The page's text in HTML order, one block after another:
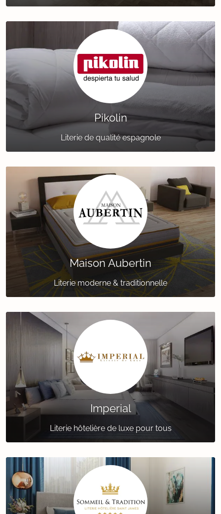
Pikolin
Literie de qualité espagnole
Maison Aubertin
Literie moderne & traditionnelle
Imperial
Literie hôtelière de luxe pour tous